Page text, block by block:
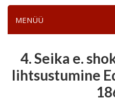
MENÜÜ
4. Seika e.
lihtsustumine